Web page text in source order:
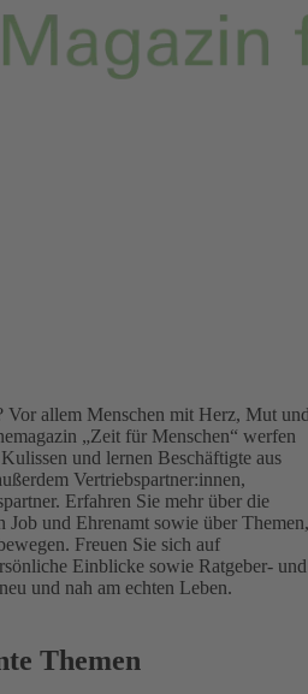
allem Menschen mit Herz, Mut
„Zeit für Menschen“ werfen
und lernen Beschäftigte aus
Vertriebspartner:innen,
Erfahren Sie mehr über die
Job und Ehrenamt sowie über Themen,
Freuen Sie sich auf
Einblicke sowie Ratgeber- und
und nah am echten Leben.
Themen